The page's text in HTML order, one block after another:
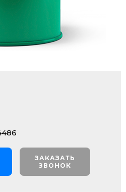
ЗАКАЗАТЬ
ЗВОНОК